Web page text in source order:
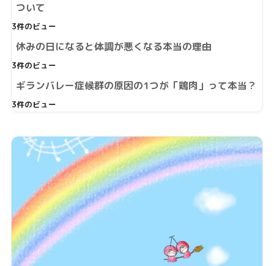
ついて
3件のビュー
休みの日になると体調が悪くなる本当の理由
3件のビュー
ギランバレー症候群の原因の1つが「鶏肉」って本当？
3件のビュー